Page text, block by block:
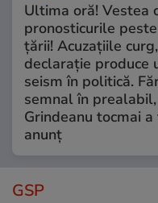
Ultima oră! Vestea
pronosticurile
țării! Acuzațiile
declarație produce
seism în politică.
semnal în
Grindeanu tocmai
anunț
GSP